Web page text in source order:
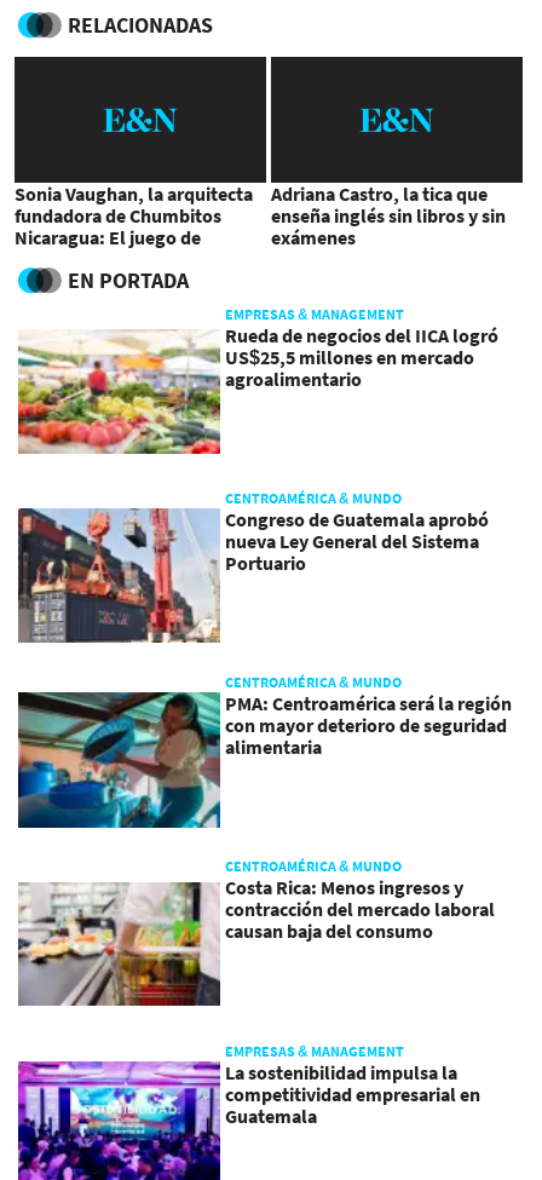
RELACIONADAS
Sonia Vaughan, la arquitecta
fundadora de Chumbitos
Nicaragua: El juego de
Adriana Castro, la tica que
enseña inglés sin libros y sin
exámenes
EN PORTADA
EMPRESAS & MANAGEMENT
Rueda de negocios del IICA logró
US$25,5 millones en mercado
agroalimentario
CENTROAMÉRICA & MUNDO
Congreso de Guatemala aprobó
nueva Ley General del Sistema
Portuario
CENTROAMÉRICA & MUNDO
PMA: Centroamérica será la región
con mayor deterioro de seguridad
alimentaria
CENTROAMÉRICA & MUNDO
Costa Rica: Menos ingresos y
contracción del mercado laboral
causan baja del consumo
EMPRESAS & MANAGEMENT
La sostenibilidad impulsa la
competitividad empresarial en
Guatemala